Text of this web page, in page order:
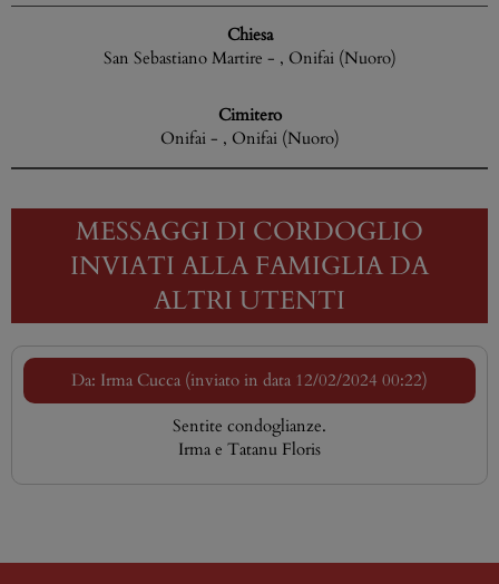
Chiesa
San Sebastiano Martire - , Onifai (Nuoro)
Cimitero
Onifai - , Onifai (Nuoro)
MESSAGGI DI CORDOGLIO
INVIATI ALLA FAMIGLIA DA
ALTRI UTENTI
Da: Irma Cucca (inviato in data 12/02/2024 00:22)
Sentite condoglianze.
Irma e Tatanu Floris